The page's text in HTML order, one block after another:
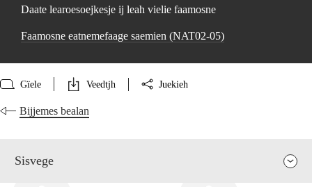
Daate learoesoejkesje ij leah vielie faamosne
Faamosne eatnemefaage saemien (NAT02‑05)
Gïele Veedtjh Juekieh
Bijjemes bealan
Sisvege